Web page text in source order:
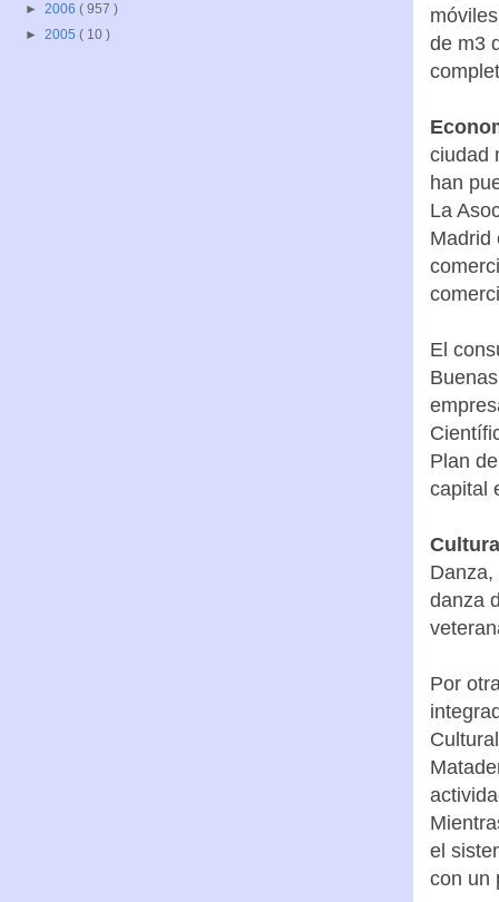
de m3
ciudad
han
La
Madrid
El
Plan
capital
danza
Por
el
con un
► 2006 ( 957 )
► 2005 ( 10 )